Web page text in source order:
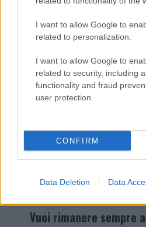
I want to allow Google to
related to personalization.
I want to allow Google to
related to security, including
functionality and fraud
user protection.
CONFIRM
Data Deletion Data
Giovannimaria Cabras
Invia un Comunicato Stampa
Vuoi rimanere sempre